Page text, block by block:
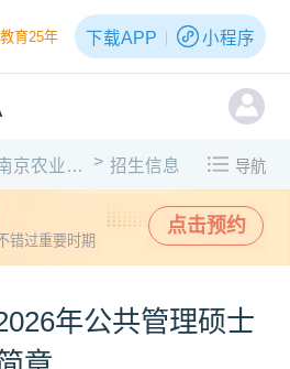
育25年 下载APP 小程序
南京农业大学 > 招生信息 导航
错过重要时期
点击预约
年公共管理硕士